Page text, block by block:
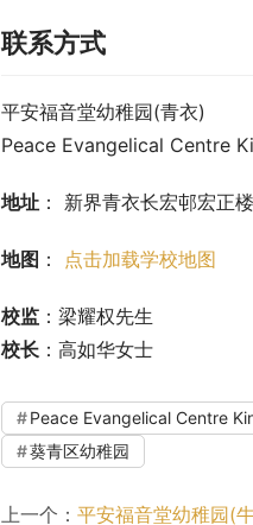
联系方式
平安福音堂幼稚园(青衣)
Peace Evangelical Centre
地址 ： 新界青衣长宏邨宏正
地图 ： 点击加载学校地图
校监 ：梁耀权先生
校长 ：高如华女士
Peace Evangelical Centre
葵青区幼稚园
上一个： 平安福音堂幼稚园(